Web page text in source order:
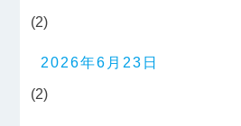
(2)
2026年6月23日
(2)